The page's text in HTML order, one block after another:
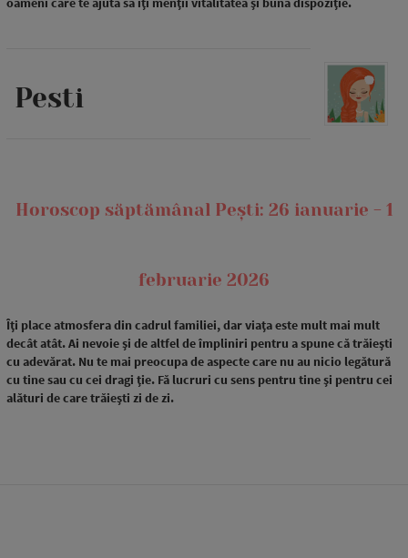
Pesti
Horoscop săptămânal Pești: 26 ianuarie - 1
februarie 2026
Îți place atmosfera din cadrul familiei, dar viața este mult mai mult
decât atât. Ai nevoie și de altfel de împliniri pentru a spune că trăiești
cu adevărat. Nu te mai preocupa de aspecte care nu au nicio legătură
cu tine sau cu cei dragi ție. Fă lucruri cu sens pentru tine și pentru cei
alături de care trăiești zi de zi.